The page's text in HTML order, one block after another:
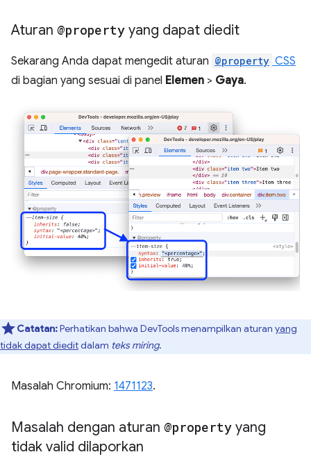
Aturan @property yang dapat diedit
Sekarang Anda dapat mengedit aturan @property CSS
di bagian yang sesuai di panel Elemen > Gaya.
Catatan:Perhatikan bahwa DevTools menampilkan aturan yang
tidak dapat dieditdalam teks miring.
Masalah Chromium: 1471123.
Masalah dengan aturan @property yang
tidak valid dilaporkan